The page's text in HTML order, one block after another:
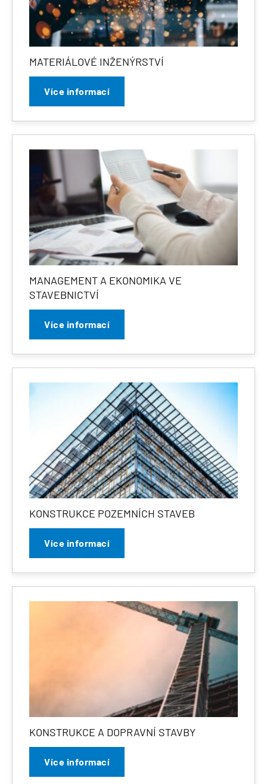
MATERIÁLOVÉ INŽENÝRSTVÍ
Více informací
MANAGEMENT A EKONOMIKA VE
STAVEBNICTVÍ
Více informací
KONSTRUKCE POZEMNÍCH STAVEB
Více informací
KONSTRUKCE A DOPRAVNÍ STAVBY
Více informací